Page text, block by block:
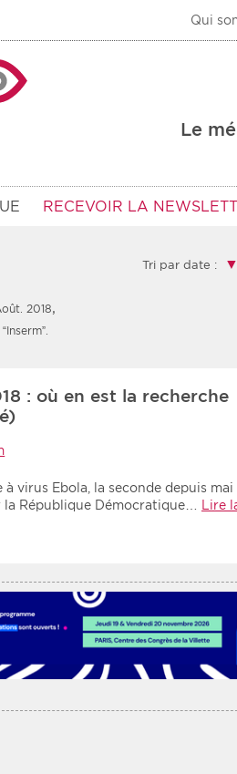
Qui
Le
RECEVOIR LA
Communiqués
Période
2018,
Tri par date : ▼
: où en est la recherche
virus Ebola, la seconde depuis mai
République Démocratique…
Lire